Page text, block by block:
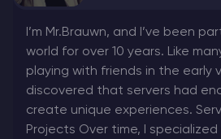
I’m Mr.Brauwn, and I’ve been
world for over 10 years. Like
playing with friends in the early
discovered that servers had
create unique experiences.
Projects Over time, I